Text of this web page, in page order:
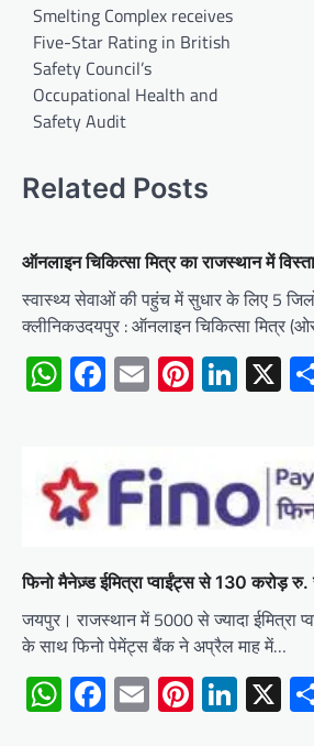
Smelting Complex receives
Five-Star Rating in British
Safety Council’s
Occupational Health and
Safety Audit
Related Posts
ऑनलाइन चिकित्सा मित्र का राजस्थान में
स्वास्थ्य सेवाओं की पहुंच में सुधार के लिए 5
क्लीनिकउदयपुर : ऑनलाइन चिकित्सा मित्र
WhatsApp
Facebook
Email X
फिनो मैनेज़्ड ईमित्रा प्वाईंट्स से 130 करोड़ रु.
जयपुर। राजस्थान में 5000 से ज्यादा ईमित्रा
के साथ फिनो पेमेंट्स बैंक ने अप्रैल माह में…
WhatsApp
Facebook
Email X